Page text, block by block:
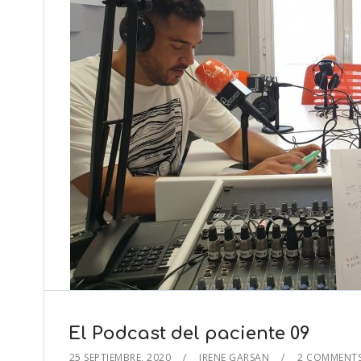
El Podcast del paciente 09
25 SEPTIEMBRE, 2020 IRENE GARSAN 2